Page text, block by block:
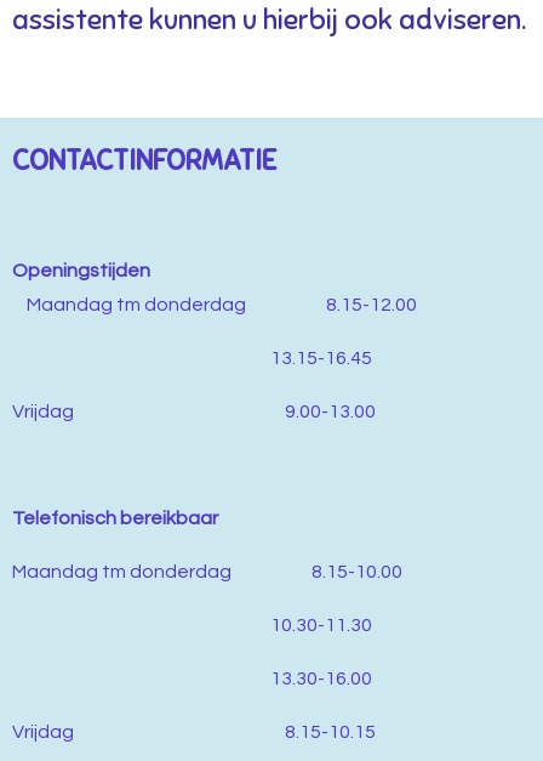
assistente kunnen u hierbij ook adviseren.
CONTACTINFORMATIE
Openingstijden
Maandag tm donderdag 8.15-12.00
13.15-16.45
Vrijdag 9.00-13.00
Telefonisch bereikbaar
Maandag tm donderdag 8.15-10.00
10.30-11.30
13.30-16.00
Vrijdag 8.15-10.15